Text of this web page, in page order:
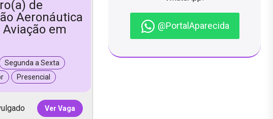
de
Aeronáutica
em
Segunda a Sexta
Presencial
Ver Vaga
@PortalAparecida